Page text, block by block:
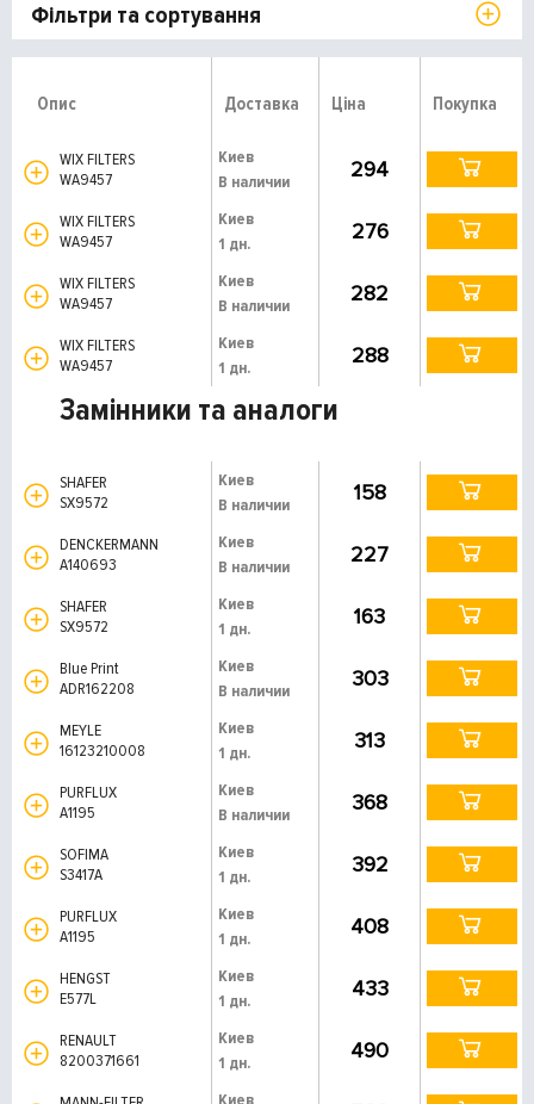
Фільтри та сортування
Опис Доставка Ціна Покупка
WIX FILTERS
WA9457
Киев
В наличии
294
WIX FILTERS
WA9457
Киев
1 дн.
276
WIX FILTERS
WA9457
Киев
В наличии
282
WIX FILTERS
WA9457
Киев
1 дн.
288
Замінники та аналоги
SHAFER
SX9572
Киев
В наличии
158
DENCKERMANN
A140693
Киев
В наличии
227
SHAFER
SX9572
Киев
1 дн.
163
Blue Print
ADR162208
Киев
В наличии
303
MEYLE
16123210008
Киев
1 дн.
313
PURFLUX
A1195
Киев
В наличии
368
SOFIMA
S3417A
Киев
1 дн.
392
PURFLUX
A1195
Киев
1 дн.
408
HENGST
E577L
Киев
1 дн.
433
RENAULT
8200371661
Киев
1 дн.
490